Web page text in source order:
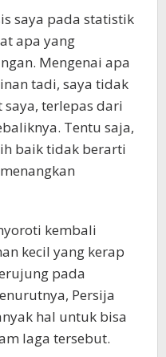
saya pada statistik
apa yang
Mengenai apa
tadi, saya tidak
terlepas dari
Tentu saja,
baik tidak berarti
kembali
kecil yang kerap
pada
Persija
hal untuk bisa
laga tersebut.